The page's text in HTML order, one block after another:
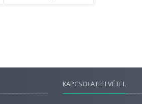
KAPCSOLATFELVÉTEL